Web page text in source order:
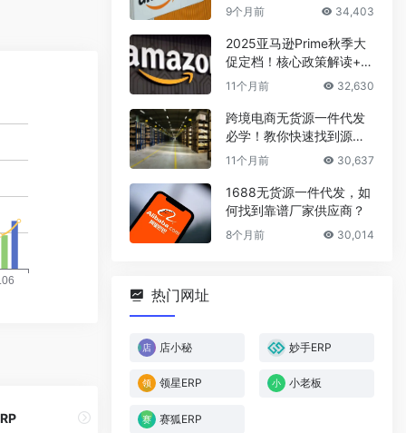
9个月前 34,403
2025亚马逊Prime秋季大
促定档！核心政策解读+爆
款选品攻略
11个月前 32,630
跨境电商无货源一件代发
必学！教你快速找到源头
厂家
11个月前 30,637
1688无货源一件代发，如
何找到靠谱厂家供应商？
8个月前 30,014
热门网址
店小秘 妙手ERP
领星ERP 小老板
赛狐ERP